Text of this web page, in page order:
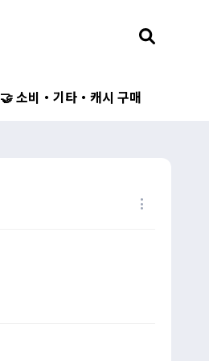
🤝 소비・기타・캐시 구매